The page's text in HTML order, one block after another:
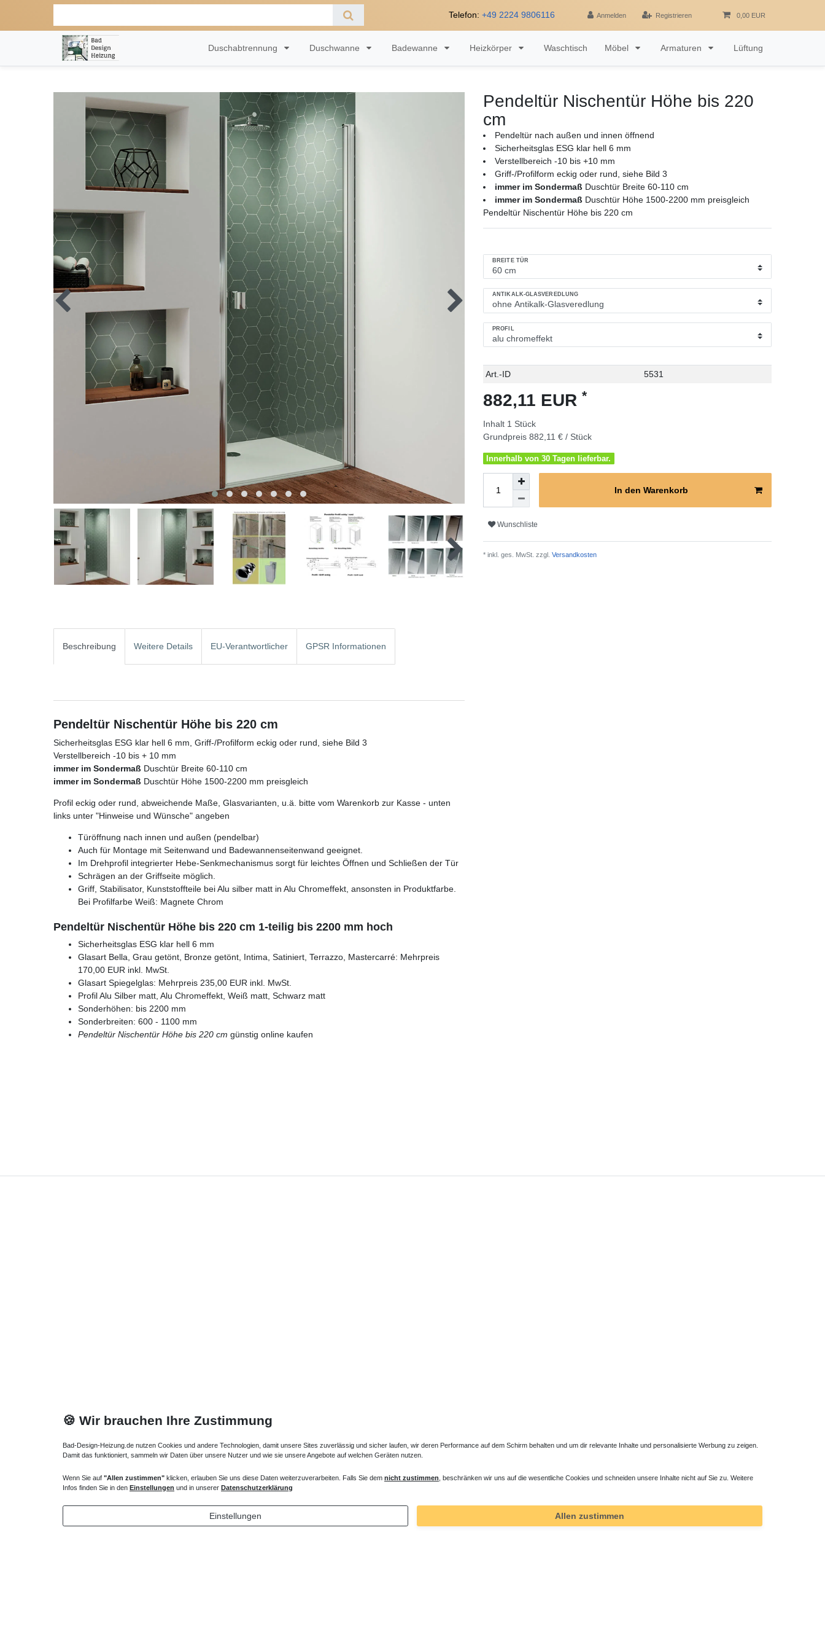
Telefon: +49 2224 9806116 Anmelden Registrieren 0,00 EUR
Duschabtrennung Duschwanne Badewanne Heizkörper Waschtisch Möbel Armaturen Lüftung
Pendeltür Nischentür Höhe bis 220
cm
Pendeltür nach außen und innen öffnend
Sicherheitsglas ESG klar hell 6 mm
Verstellbereich -10 bis +10 mm
Griff-/Profilform eckig oder rund, siehe Bild 3
immer im Sondermaß Duschtür Breite 60-110 cm
immer im Sondermaß Duschtür Höhe 1500-2200 mm preisgleich
Pendeltür Nischentür Höhe bis 220 cm
BREITE TÜR
ANTIKALK-GLASVEREDLUNG
PROFIL
Technisches
Wert
Art.-ID 5531
882,11 EUR *
Inhalt 1 Stück
Grundpreis 882,11 € / Stück
Innerhalb von 30 Tagen lieferbar.
In den Warenkorb
Wunschliste
* inkl. ges. MwSt. zzgl. Versandkosten
Beschreibung Weitere Details EU-Verantwortlicher GPSR Informationen
Pendeltür Nischentür Höhe bis 220 cm
Sicherheitsglas ESG klar hell 6 mm, Griff-/Profilform eckig oder rund, siehe Bild 3
Verstellbereich -10 bis + 10 mm
immer im Sondermaß Duschtür Breite 60-110 cm
immer im Sondermaß Duschtür Höhe 1500-2200 mm preisgleich
Profil eckig oder rund, abweichende Maße, Glasvarianten, u.ä. bitte vom Warenkorb zur Kasse - unten
links unter "Hinweise und Wünsche" angeben
Türöffnung nach innen und außen (pendelbar)
Auch für Montage mit Seitenwand und Badewannenseitenwand geeignet.
Im Drehprofil integrierter Hebe-Senkmechanismus sorgt für leichtes Öffnen und Schließen der Tür
Schrägen an der Griffseite möglich.
Griff, Stabilisator, Kunststoffteile bei Alu silber matt in Alu Chromeffekt, ansonsten in Produktfarbe.
Bei Profilfarbe Weiß: Magnete Chrom
Pendeltür Nischentür Höhe bis 220 cm 1-teilig bis 2200 mm hoch
Sicherheitsglas ESG klar hell 6 mm
Glasart Bella, Grau getönt, Bronze getönt, Intima, Satiniert, Terrazzo, Mastercarré: Mehrpreis
170,00 EUR inkl. MwSt.
Glasart Spiegelglas: Mehrpreis 235,00 EUR inkl. MwSt.
Profil Alu Silber matt, Alu Chromeffekt, Weiß matt, Schwarz matt
Sonderhöhen: bis 2200 mm
Sonderbreiten: 600 - 1100 mm
Pendeltür Nischentür Höhe bis 220 cm günstig online kaufen
Duschsystem mit Thermostat
405,30 € *
Duschsäule ohne Armatur
353,85 € *
*inkl. ges. MwSt.
Duschsystem mit Mischbatterie
405,30 € *
Duschsäule mit Brausethermostat
488,25 € *
*inkl. ges. MwSt.
🍪 Wir brauchen Ihre Zustimmung
Bad-Design-Heizung.de nutzen Cookies und andere Technologien, damit unsere Sites zuverlässig und sicher laufen, wir deren Performance auf dem Schirm behalten und um dir relevante Inhalte und personalisierte Werbung zu zeigen.
Damit das funktioniert, sammeln wir Daten über unsere Nutzer und wie sie unsere Angebote auf welchen Geräten nutzen.
Wenn Sie auf "Allen zustimmen" klicken, erlauben Sie uns diese Daten weiterzuverarbeiten. Falls Sie dem nicht zustimmen , beschränken wir uns auf die wesentliche Cookies und schneiden unsere Inhalte nicht auf Sie zu. Weitere
Infos finden Sie in den Einstellungen und in unserer Datenschutzerklärung
Einstellungen Allen zustimmen